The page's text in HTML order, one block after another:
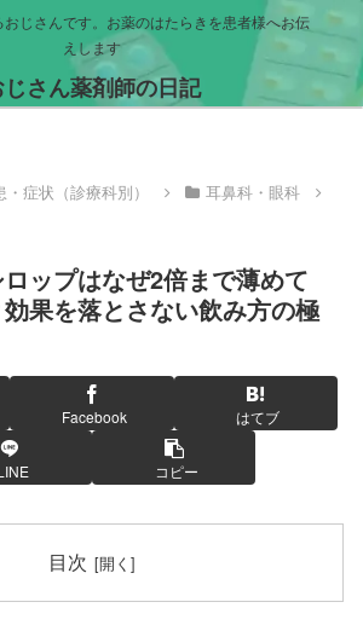
じさんです。お薬のはたらきを患者様へお伝
えします
じさん薬剤師の日記
・症状（診療科別）
耳鼻科・眼科
ップはなぜ2倍まで薄めて
果を落とさない飲み方の極
Facebook はてブ
コピー
目次